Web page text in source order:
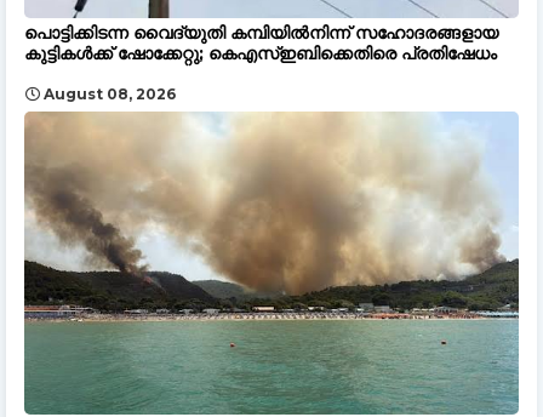
പൊട്ടിക്കിടന്ന വൈദ്യുതി കമ്പിയിൽനിന്ന് സഹോദരങ്ങളായ
കുട്ടികൾക്ക് ഷോക്കേറ്റു; കെഎസ്ഇബിക്കെതിരെ പ്രതിഷേധം
August 08, 2026